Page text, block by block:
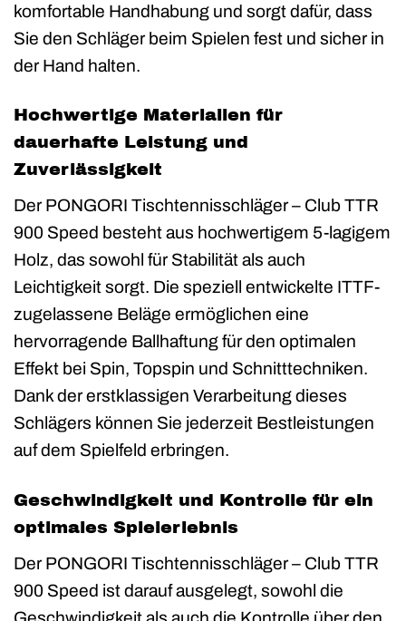
komfortable Handhabung und sorgt dafür, dass
Sie den Schläger beim Spielen fest und sicher in
der Hand halten.
Hochwertige Materialien für
dauerhafte Leistung und
Zuverlässigkeit
Der PONGORI Tischtennisschläger – Club TTR
900 Speed besteht aus hochwertigem 5-lagigem
Holz, das sowohl für Stabilität als auch
Leichtigkeit sorgt. Die speziell entwickelte ITTF-
zugelassene Beläge ermöglichen eine
hervorragende Ballhaftung für den optimalen
Effekt bei Spin, Topspin und Schnitttechniken.
Dank der erstklassigen Verarbeitung dieses
Schlägers können Sie jederzeit Bestleistungen
auf dem Spielfeld erbringen.
Geschwindigkeit und Kontrolle für ein
optimales Spielerlebnis
Der PONGORI Tischtennisschläger – Club TTR
900 Speed ist darauf ausgelegt, sowohl die